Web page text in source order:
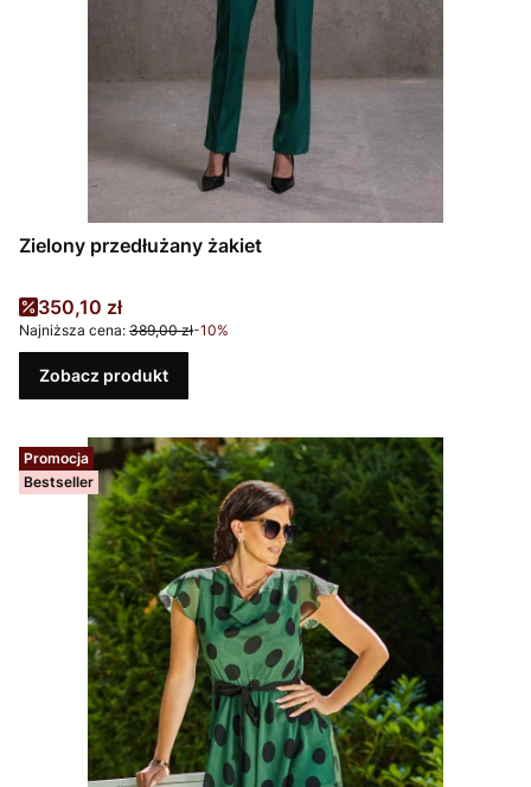
Zielony przedłużany żakiet
Cena promocyjna
350,10 zł
Najniższa cena: 389,00 zł-10%
Zobacz produkt
Promocja
Bestseller